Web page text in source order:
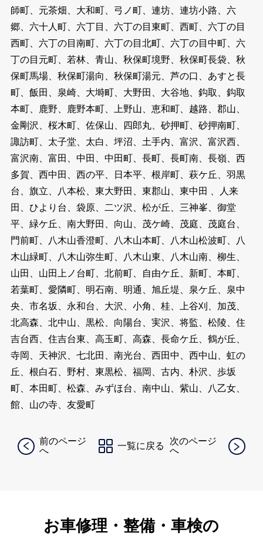
師町、元茶畑、大和町、弓ノ町、連坊、連坊小路、六
郷、六十人町、六丁目、六丁の目東町、西町、六丁の目
西町、六丁の目南町、六丁の目北町、六丁の目中町、六
丁の目元町、若林、青山、秋保町境野、秋保町長袋、秋
保町馬場、秋保町湯向、秋保町湯元、芦の口、あすと長
町、飯田、泉崎、大塒町、大野田、大谷地、鈎取、鈎取
本町、鹿野、鹿野本町、上野山、恵和町、越路、郡山、
金剛沢、桜木町、佐保山、四郎丸、砂押町、砂押南町、
諏訪町、太子堂、太白、坪沼、土手内、富沢、富沢西、
富沢南、富田、中田、中田町、長町、長町南、長嶺、西
多賀、西中田、西の平、日本平、根岸町、萩ケ丘、羽黒
台、旗立、八本松、東大野田、東郡山、東中田 、人来
田、ひより台、袋原、二ツ沢、松が丘、三神峯、御堂
平、緑ケ丘、南大野田、向山、茂ケ崎、茂庭、茂庭台、
門前町、八木山香澄町、八木山本町、八木山松波町、八
木山緑町、八木山弥生町、八木山東、八木山南、柳生、
山田、山田上ノ台町、北前町、自由ケ丘、新町、本町、
若葉町、愛隣町、明石南、明通、旭丘堤、泉ケ丘、泉中
央、市名坂、永和台、大沢、小角、桂、上谷刈、加茂、
北高森、北中山、黒松、向陽台、実沢、将監、松陵、住
吉台西、住吉台東、高玉町、高森、長命ケ丘、鶴が丘、
寺岡、天神沢、七北田、南光台、西田中、西中山、虹の
丘、根白石、野村、東黒松、福岡、古内、朴沢、歩坂
町、本田町、松森、みずほ台、南中山、紫山、八乙女、
館、山の寺、友愛町
前のページ
へ
一覧に戻る
次のページ
へ
お車修理・整備・車検の